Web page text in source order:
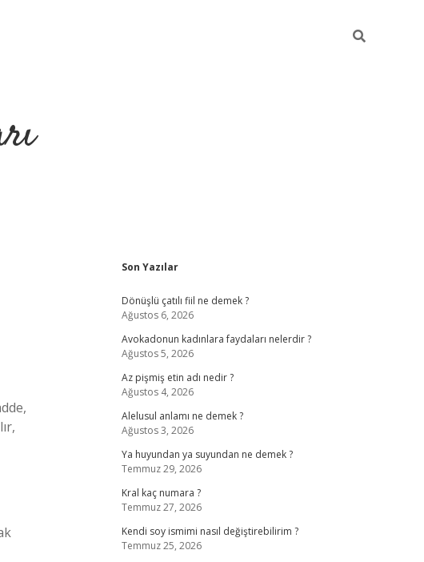
Sidebar
Son Yazılar
Dönüşlü çatılı fiil ne demek ?
Ağustos 6, 2026
Avokadonun kadınlara faydaları nelerdir ?
Ağustos 5, 2026
Az pişmiş etin adı nedir ?
Ağustos 4, 2026
Alelusul anlamı ne demek ?
Ağustos 3, 2026
Ya huyundan ya suyundan ne demek ?
Temmuz 29, 2026
Kral kaç numara ?
Temmuz 27, 2026
Kendi soy ismimi nasıl değiştirebilirim ?
Temmuz 25, 2026